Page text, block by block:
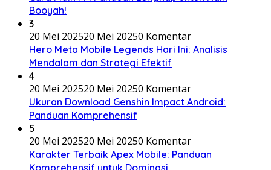
Booyah!
3
20 Mei 202520 Mei 20250 Komentar
Hero Meta Mobile Legends Hari Ini: Analisis
Mendalam dan Strategi Efektif
4
20 Mei 202520 Mei 20250 Komentar
Ukuran Download Genshin Impact Android:
Panduan Komprehensif
5
20 Mei 202520 Mei 20250 Komentar
Karakter Terbaik Apex Mobile: Panduan
Komprehensif untuk Dominasi